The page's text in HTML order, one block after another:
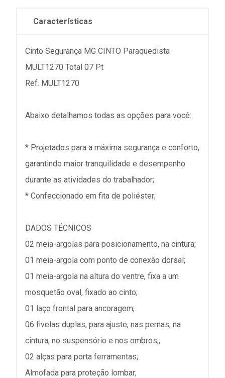
Características
Cinto Segurança MG CINTO Paraquedista
MULT1270 Total 07 Pt
Ref. MULT1270
Abaixo detalhamos todas as opções para você:
* Projetados para a máxima segurança e conforto,
garantindo maior tranquilidade e desempenho
durante as atividades do trabalhador;
* Confeccionado em fita de poliéster;
DADOS TÉCNICOS
02 meia-argolas para posicionamento, na cintura;
01 meia-argola com ponto de conexão dorsal;
01 meia-argola na altura do ventre, fixa a um
mosquetão oval, fixado ao cinto;
01 laço frontal para ancoragem;
06 fivelas duplas, para ajuste, nas pernas, na
cintura, no suspensório e nos ombros;;
02 alças para porta ferramentas;
Almofada para proteção lombar;